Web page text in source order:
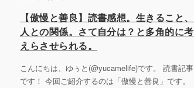
【傲慢と善良】読書感想。生きること、
人との関係。さて自分は？と多角的に考
えらさせられる。
こんにちは、ゆぅと(@yucamelife)です。 読書記事
です！ 今回ご紹介するのは「傲慢と善良」です。